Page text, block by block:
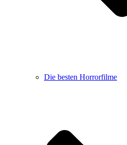
Die besten Horrorfilme